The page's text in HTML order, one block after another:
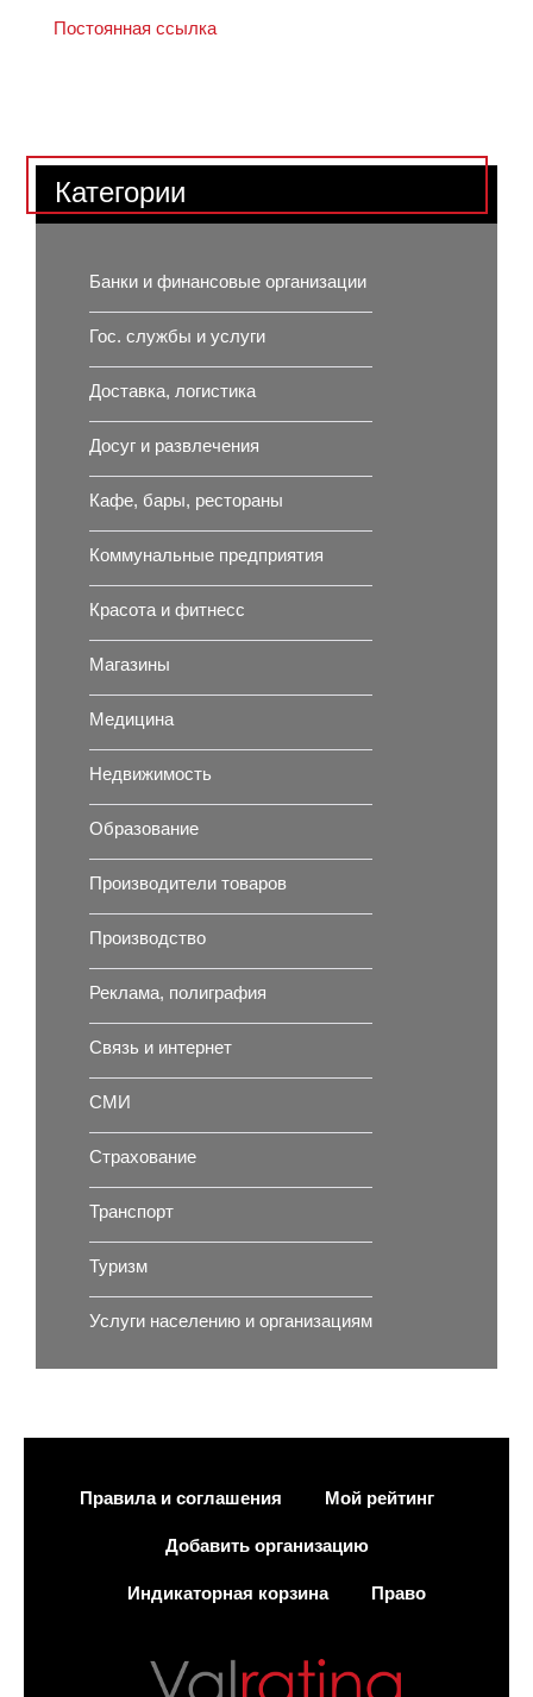
Постоянная ссылка
Категории
Банки и финансовые организации
Гос. службы и услуги
Доставка, логистика
Досуг и развлечения
Кафе, бары, рестораны
Коммунальные предприятия
Красота и фитнесс
Магазины
Медицина
Недвижимость
Образование
Производители товаров
Производство
Реклама, полиграфия
Связь и интернет
СМИ
Страхование
Транспорт
Туризм
Услуги населению и организациям
Правила и соглашения Мой рейтинг
Добавить организацию
Индикаторная корзина Право